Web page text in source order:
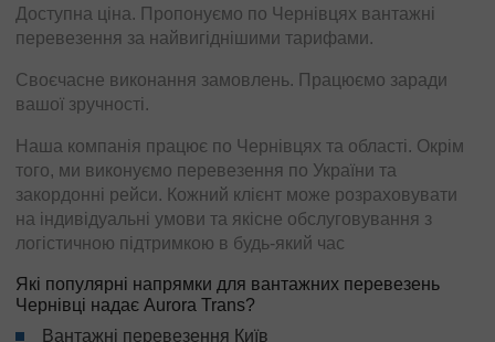
Доступна ціна. Пропонуємо по Чернівцях вантажні
перевезення за найвигіднішими тарифами.
Своєчасне виконання замовлень. Працюємо заради
вашої зручності.
Наша компанія працює по Чернівцях та області. Окрім
того, ми виконуємо перевезення по України та
закордонні рейси. Кожний клієнт може розраховувати
на індивідуальні умови та якісне обслуговування з
логістичною підтримкою в будь-який час
Які популярні напрямки для вантажних перевезень
Чернівці надає Aurora Trans?
Вантажні перевезення Київ